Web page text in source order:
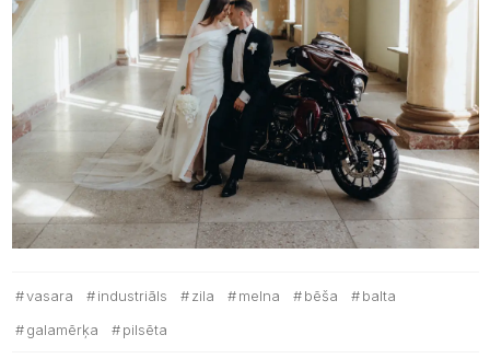
vasara industriāls zila melna bēša
balta
galamērķa
pilsēta